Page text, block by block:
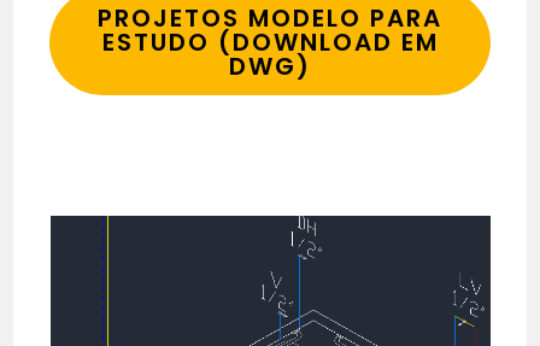
PROJETOS MODELO PARA
ESTUDO (DOWNLOAD EM
DWG)